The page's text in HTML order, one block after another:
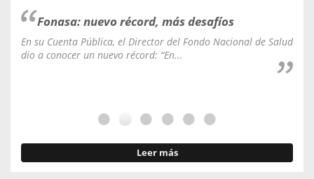
Fonasa: nuevo récord, más desafíos
En su Cuenta Pública, el Director del Fondo Nacional de Salud
dio a conocer un nuevo récord: “En...
Leer más